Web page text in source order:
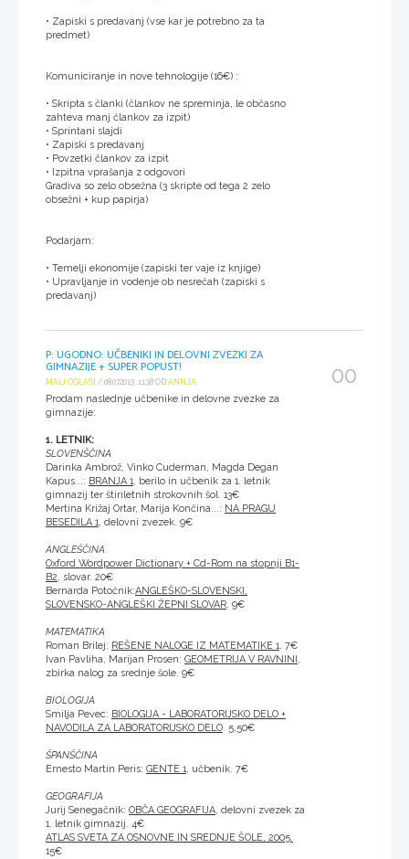
• Zapiski s predavanj (vse kar je potrebno za ta
predmet)
Komuniciranje in nove tehnologije (16€) :
• Skripta s članki (člankov ne spreminja, le občasno
zahteva manj člankov za izpit)
• Sprintani slajdi
• Zapiski s predavanj
• Povzetki člankov za izpit
• Izpitna vprašanja z odgovori
Gradiva so zelo obsežna (3 skripte od tega 2 zelo
obsežni + kup papirja)
Podarjam:
• Temelji ekonomije (zapiski ter vaje iz knjige)
• Upravljanje in vodenje ob nesrečah (zapiski s
predavanj)
P: UGODNO: UČBENIKI IN DELOVNI ZVEZKI ZA
GIMNAZIJE + SUPER POPUST!
MALI OGLASI / 08.07.2013, 11:38 OD ANNJA
Prodam naslednje učbenike in delovne zvezke za
gimnazije:
1. LETNIK:
SLOVENŠČINA
Darinka Ambrož, Vinko Cuderman, Magda Degan
Kapus...: BRANJA 1, berilo in učbenik za 1. letnik
gimnazij ter štiriletnih strokovnih šol. 13€
Mertina Križaj Ortar, Marija Končina...: NA PRAGU
BESEDILA 1, delovni zvezek. 9€
ANGLEŠČINA
Oxford Wordpower Dictionary + Cd-Rom na stopnji B1-
B2, slovar. 20€
Bernarda Potočnik:ANGLEŠKO-SLOVENSKI,
SLOVENSKO-ANGLEŠKI ŽEPNI SLOVAR. 9€
MATEMATIKA
Roman Brilej: REŠENE NALOGE IZ MATEMATIKE 1. 7€
Ivan Pavliha, Marijan Prosen: GEOMETRIJA V RAVNINI ,
zbirka nalog za srednje šole. 9€
BIOLOGIJA
Smilja Pevec: BIOLOGIJA - LABORATORIJSKO DELO +
NAVODILA ZA LABORATORIJSKO DELO. 5,50€
ŠPANŠČINA
Ernesto Martin Peris: GENTE 1, učbenik. 7€
GEOGRAFIJA
Jurij Senegačnik: OBČA GEOGRAFIJA, delovni zvezek za
1. letnik gimnazij. 4€
ATLAS SVETA ZA OSNOVNE IN SREDNJE ŠOLE, 2005.
15€
00